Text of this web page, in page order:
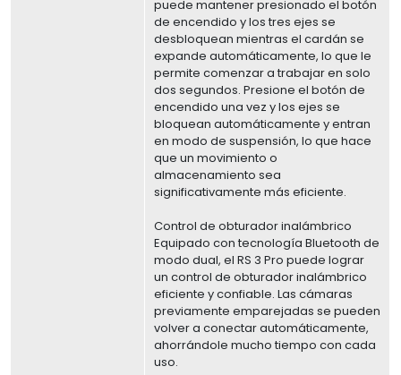
puede mantener presionado el botón
de encendido y los tres ejes se
desbloquean mientras el cardán se
expande automáticamente, lo que le
permite comenzar a trabajar en solo
dos segundos. Presione el botón de
encendido una vez y los ejes se
bloquean automáticamente y entran
en modo de suspensión, lo que hace
que un movimiento o
almacenamiento sea
significativamente más eficiente.
Control de obturador inalámbrico
Equipado con tecnología Bluetooth de
modo dual, el RS 3 Pro puede lograr
un control de obturador inalámbrico
eficiente y confiable. Las cámaras
previamente emparejadas se pueden
volver a conectar automáticamente,
ahorrándole mucho tiempo con cada
uso.